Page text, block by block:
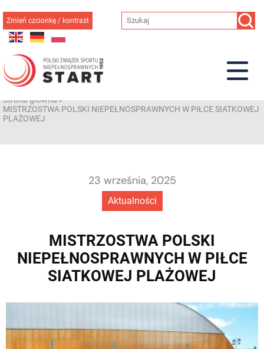
do
treści
Zmień czcionkę / kontrast
Strona główna»
MISTRZOSTWA POLSKI NIEPEŁNOSPRAWNYCH W PIŁCE SIATKOWEJ
PLAŻOWEJ
Aktualności
23 września, 2025
MISTRZOSTWA POLSKI
NIEPEŁNOSPRAWNYCH W PIŁCE
SIATKOWEJ PLAŻOWEJ